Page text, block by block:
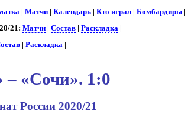
|Матчи |Календарь |Кто играл |Бомбардиры
21:Матчи |Состав |Раскладка |
|Раскладка |
– «Сочи». 1:0
России 2020/21